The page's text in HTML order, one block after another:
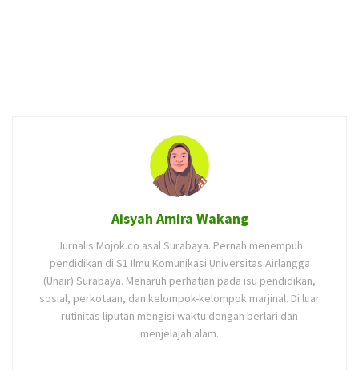
Aisyah Amira Wakang
Jurnalis Mojok.co asal Surabaya. Pernah menempuh
pendidikan di S1 Ilmu Komunikasi Universitas Airlangga
(Unair) Surabaya. Menaruh perhatian pada isu pendidikan,
sosial, perkotaan, dan kelompok-kelompok marjinal. Di luar
rutinitas liputan mengisi waktu dengan berlari dan
menjelajah alam.